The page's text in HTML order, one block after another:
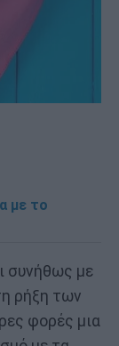
με το
συνήθως με
ρήξη των
φορές μια